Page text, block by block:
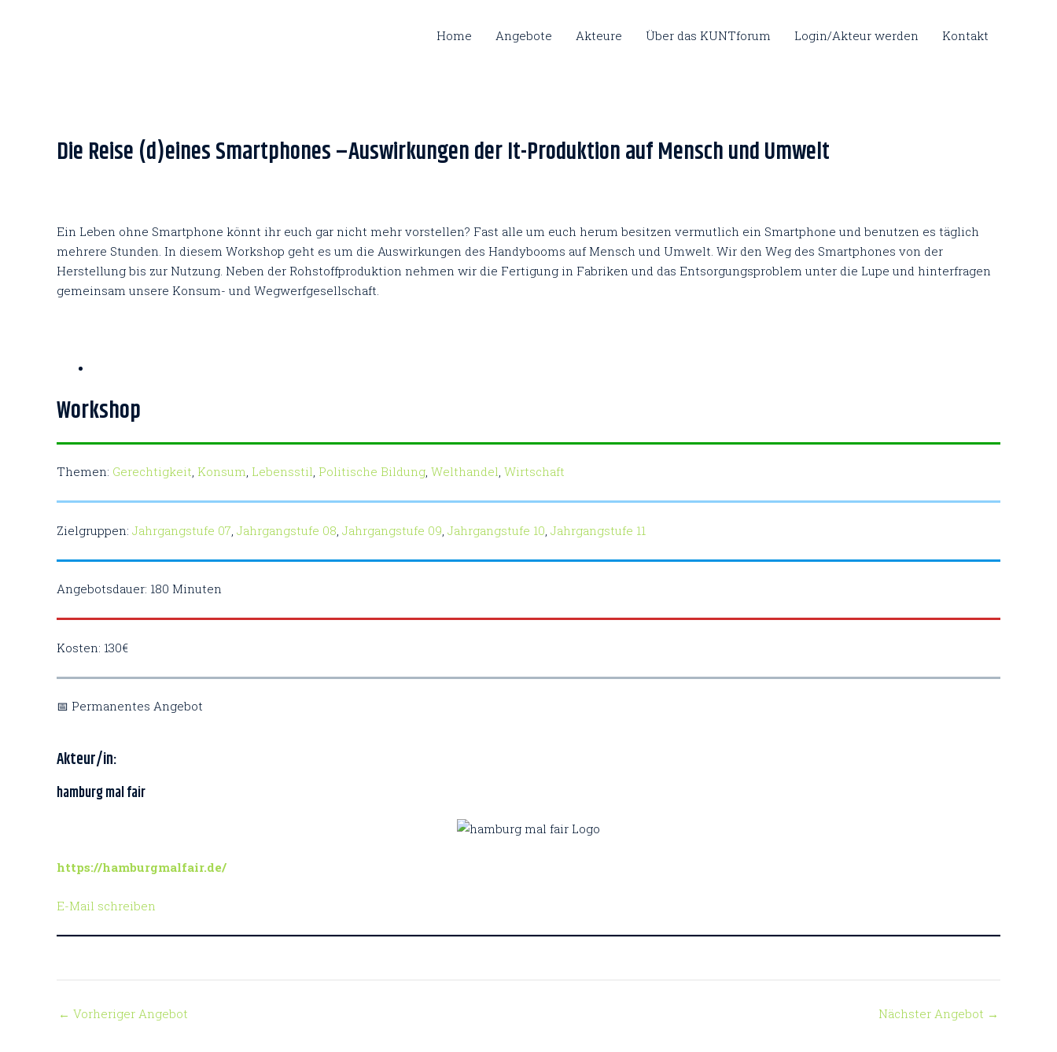
Home Angebote Akteure Über das KUNTforum Login/Akteur werden Kontakt
Die Reise (d)eines Smartphones –Auswirkungen der It-Produktion auf Mensch und Umwelt
Ein Leben ohne Smartphone könnt ihr euch gar nicht mehr vorstellen? Fast alle um euch herum besitzen vermutlich ein Smartphone und benutzen es täglich
mehrere Stunden. In diesem Workshop geht es um die Auswirkungen des Handybooms auf Mensch und Umwelt. Wir den Weg des Smartphones von der
Herstellung bis zur Nutzung. Neben der Rohstoffproduktion nehmen wir die Fertigung in Fabriken und das Entsorgungsproblem unter die Lupe und hinterfragen
gemeinsam unsere Konsum- und Wegwerfgesellschaft.
Workshop
Themen: Gerechtigkeit, Konsum, Lebensstil, Politische Bildung, Welthandel, Wirtschaft
Zielgruppen: Jahrgangstufe 07 Jahrgangstufe 08 Jahrgangstufe 09 Jahrgangstufe 10 Jahrgangstufe 11
Angebotsdauer: 180 Minuten
Kosten: 130€
📅 Permanentes Angebot
Akteur/in:
hamburg mal fair
https://hamburgmalfair.de/
E-Mail schreiben
navigation
← Vorheriger Angebot Nächster Angebot →